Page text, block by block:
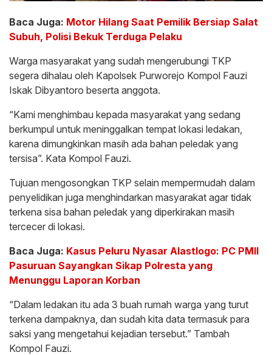
Baca Juga: Motor Hilang Saat Pemilik Bersiap Salat
Subuh, Polisi Bekuk Terduga Pelaku
Warga masyarakat yang sudah mengerubungi TKP
segera dihalau oleh Kapolsek Purworejo Kompol Fauzi
Iskak Dibyantoro beserta anggota.
“Kami menghimbau kepada masyarakat yang sedang
berkumpul untuk meninggalkan tempat lokasi ledakan,
karena dimungkinkan masih ada bahan peledak yang
tersisa”. Kata Kompol Fauzi.
Tujuan mengosongkan TKP selain mempermudah dalam
penyelidikan juga menghindarkan masyarakat agar tidak
terkena sisa bahan peledak yang diperkirakan masih
tercecer di lokasi.
Baca Juga: Kasus Peluru Nyasar Alastlogo: PC PMII
Pasuruan Sayangkan Sikap Polresta yang
Menunggu Laporan Korban
“Dalam ledakan itu ada 3 buah rumah warga yang turut
terkena dampaknya, dan sudah kita data termasuk para
saksi yang mengetahui kejadian tersebut.” Tambah
Kompol Fauzi.